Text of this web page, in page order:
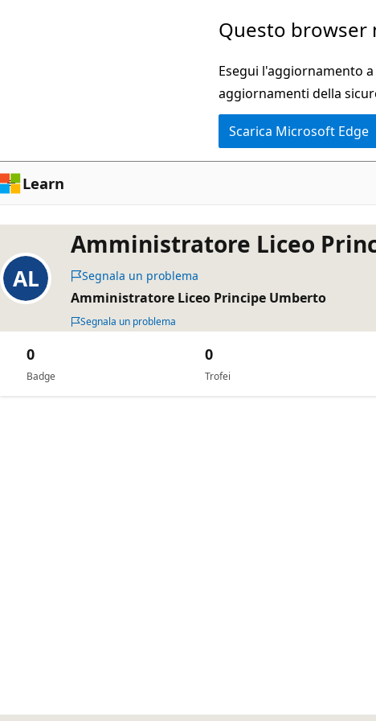
Questo browser
Esegui l'aggiornamento
aggiornamenti della
Scarica Microsoft Edge
Learn
Amministratore Liceo
Segnala un problema
Amministratore Liceo Principe Umberto
Segnala un problema
Badge
0
Trofei
0